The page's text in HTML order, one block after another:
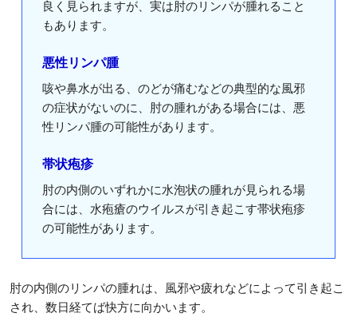
良く見られますが、実は肘のリンパが腫れること
もあります。
悪性リンパ腫
咳や鼻水が出る、のどが痛むなどの典型的な風邪
の症状がないのに、肘の腫れがある場合には、悪
性リンパ腫の可能性があります。
帯状疱疹
肘の内側のいずれかに水泡状の腫れが見られる場
合には、水疱瘡のウイルスが引き起こす帯状疱疹
の可能性があります。
肘の内側のリンパの腫れは、風邪や疲れなどによって引き起こ
され、数日経てば快方に向かいます。